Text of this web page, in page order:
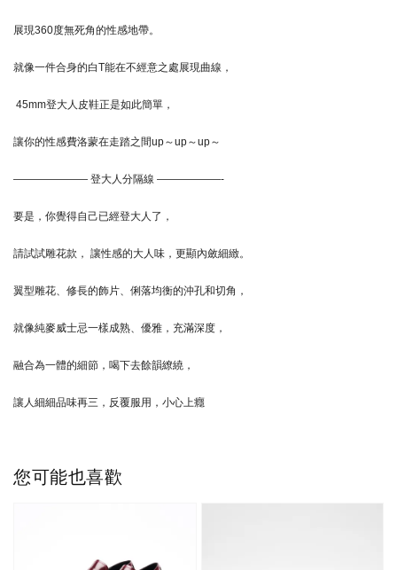
展現360度無死角的性感地帶。
就像一件合身的白T能在不經意之處展現曲線，
45mm登大人皮鞋正是如此簡單，
讓你的性感費洛蒙在走踏之間up～up～up～
——————— 登大人分隔線 ——————-
要是，你覺得自己已經登大人了，
請試試雕花款， 讓性感的大人味，更顯內斂細緻。
翼型雕花、修長的飾片、俐落均衡的沖孔和切角，
就像純麥威士忌一樣成熟、優雅，充滿深度，
融合為一體的細節，喝下去餘韻繚繞，
讓人細細品味再三， 反覆服用，小心上癮
您可能也喜歡